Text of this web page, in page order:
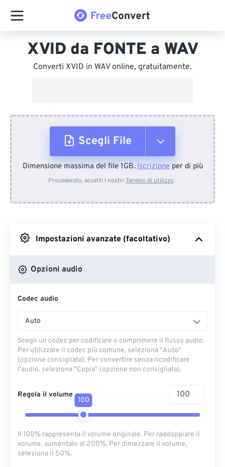
XVID da FONTE a WAV
Converti XVID in WAV online, gratuitamente.
Scegli File
Dal dispositivo
Da Google Drive
Dimensione massima del file 1GB.Iscrizioneper di più
Procedendo, accetti i nostri Termini di utilizzo .
Impostazioni avanzate (facoltativo)
Opzioni audio
Codec audio
Auto
Scegli un codec per codificare o comprimere il flusso audio.
Per utilizzare il codec più comune, seleziona "Auto"
(opzione consigliata). Per convertire senza ricodificare
l'audio, seleziona "Copia" (opzione non consigliata).
Regola il volume
100
Il 100% rappresenta il volume originale. Per raddoppiare il
volume, aumentalo al 200%. Per dimezzare il volume,
seleziona il 50%.